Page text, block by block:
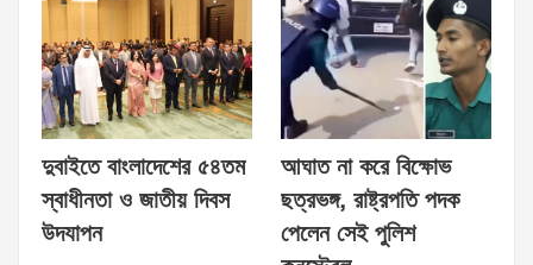
দুবাইতে বাংলাদেশের ৫৪তম
স্বাধীনতা ও জাতীয় দিবস
উদযাপন
আঘাত না করে বিক্ষোভ
ছত্রভঙ্গ, রাষ্ট্রপতি পদক
পেলেন সেই পুলিশ